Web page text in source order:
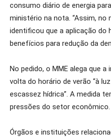
consumo diário de energia
ministério na nota. “Assim, no
identificou que a aplicação do
benefícios para redução da
No pedido, o MME alega que
volta do horário de verão “à
escassez hídrica”. A medida
pressões do setor econômico.
Órgãos e instituições